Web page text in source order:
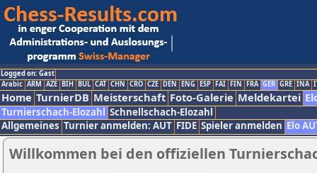
Logged on: Gast
Arabic ARM AZE BIH BUL CAT CHN CRO CZE DEN ENG ESP FAI FIN FRA GER GRE INA
Home TurnierDB Meisterschaft Foto-Galerie Meldekartei
Turnierschach-Elozahl Schnellschach-Elozahl
Allgemeines Turnier anmelden: AUT FIDE Spieler anmelden Elo
Willkommen bei den offiziellen